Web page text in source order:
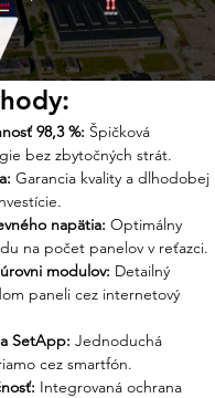
v Ensun?
vieme, že SolarEdge je
chcú mať o svojej
prehľad. My v Ensun
odborné zázemie:
nášho tímu:
s návrhom
pre vaše panely tak, aby
potenciál 12-ročnej
správy energie.
Náš tím vám
do portálu, kde uvidíte
panelu zvlášť, čo
98,3 %: Špičková
bez zbytočných strát.
Garancia kvality a dlhodobej
napätia: Optimálny
na počet panelov v reťazci.
modulov: Detailný
paneli cez internetový
SetApp: Jednoduchá
cez smartfón.
Integrovaná ochrana